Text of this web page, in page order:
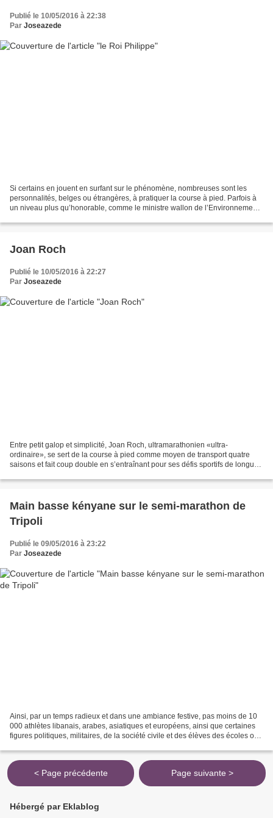
Publié le 10/05/2016 à 22:38
Par Joseazede
Si certains en jouent en surfant sur le phénomène, nombreuses sont les
personnalités, belges ou étrangères, à pratiquer la course à pied. Parfois à
un niveau plus qu’honorable, comme le ministre wallon de l’Environnement
Joan Roch
Publié le 10/05/2016 à 22:27
Par Joseazede
Entre petit galop et simplicité, Joan Roch, ultramarathonien «ultra-
ordinaire», se sert de la course à pied comme moyen de transport quatre
saisons et fait coup double en s’entraînant pour ses défis sportifs de longue
Main basse kényane sur le semi-marathon de
Tripoli
Publié le 09/05/2016 à 23:22
Par Joseazede
Ainsi, par un temps radieux et dans une ambiance festive, pas moins de 10
000 athlètes libanais, arabes, asiatiques et européens, ainsi que certaines
figures politiques, militaires, de la société civile et des élèves des écoles ont
< Page précédente Page suivante >
Hébergé par Eklablog